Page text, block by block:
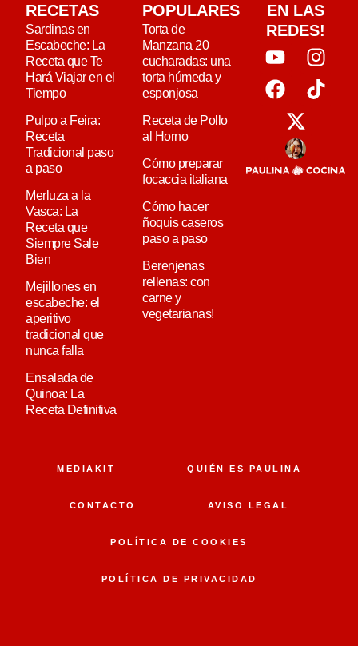
RECETAS
Sardinas en
Escabeche: La
Receta que Te
Hará Viajar en el
Tiempo
Pulpo a Feira:
Receta
Tradicional paso
a paso
Merluza a la
Vasca: La
Receta que
Siempre Sale
Bien
Mejillones en
escabeche: el
aperitivo
tradicional que
nunca falla
Ensalada de
Quinoa: La
Receta Definitiva
POPULARES
Torta de
Manzana 20
cucharadas: una
torta húmeda y
esponjosa
Receta de Pollo
al Horno
Cómo preparar
focaccia italiana
Cómo hacer
ñoquis caseros
paso a paso
Berenjenas
rellenas: con
carne y
vegetarianas!
EN LAS
REDES!
MEDIAKIT QUIÉN ES PAULINA
CONTACTO AVISO LEGAL
POLÍTICA DE COOKIES
POLÍTICA DE PRIVACIDAD